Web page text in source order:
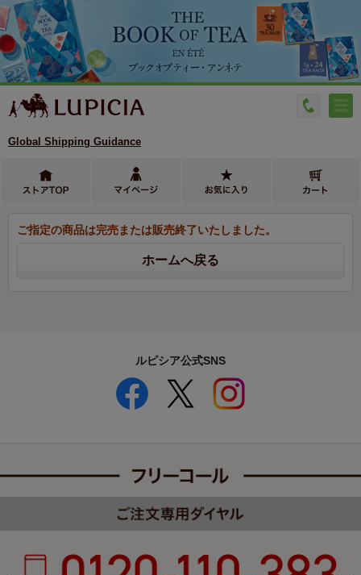
Global Shipping Guidance
ご指定の商品は完売または販売終了いたしました。
ルピシア公式SNS